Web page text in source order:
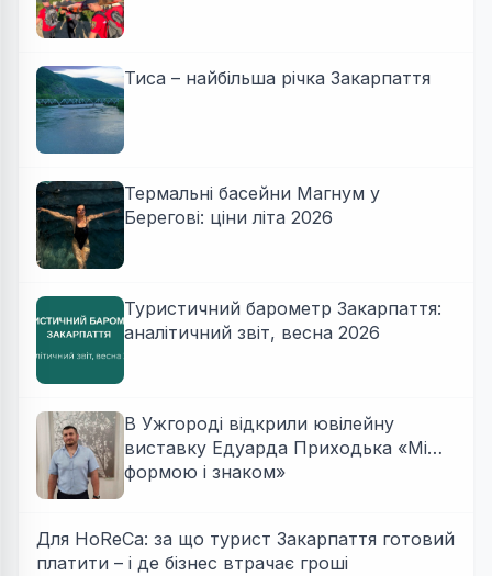
Тиса – найбільша річка Закарпаття
Термальні басейни Магнум у
Берегові: ціни літа 2026
Туристичний барометр Закарпаття:
аналітичний звіт, весна 2026
В Ужгороді відкрили ювілейну
виставку Едуарда Приходька «Між
формою і знаком»
Для HoReCa: за що турист Закарпаття готовий
платити – і де бізнес втрачає гроші